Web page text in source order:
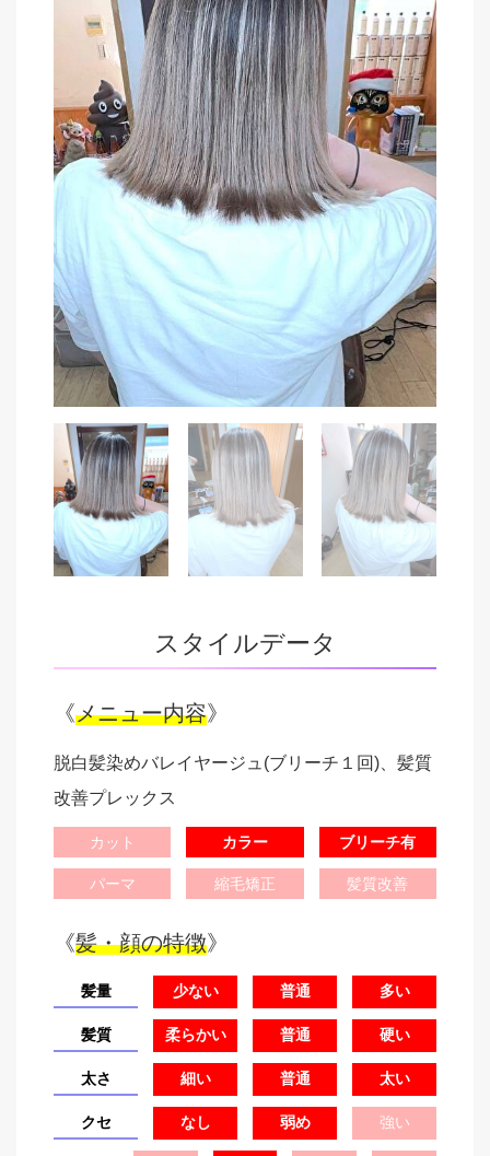
スタイルデータ
《メニュー内容》
脱白髪染めバレイヤージュ(ブリーチ１回)、髪質
改善プレックス
カット カラー ブリーチ有
パーマ 縮毛矯正 髪質改善
《髪・顔の特徴》
髪量 少ない 普通 多い
髪質 柔らかい 普通 硬い
太さ 細い 普通 太い
クセ なし 弱め 強い